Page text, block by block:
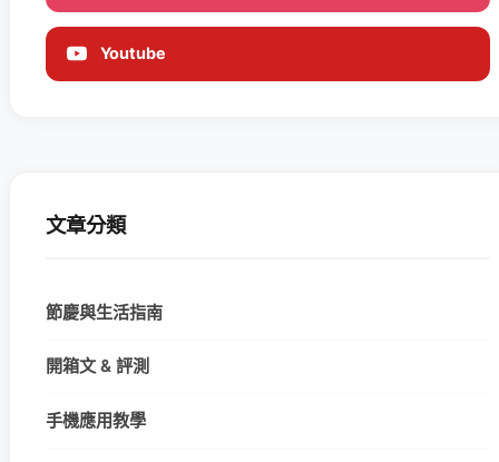
Youtube
文章分類
節慶與生活指南
開箱文 & 評測
手機應用教學